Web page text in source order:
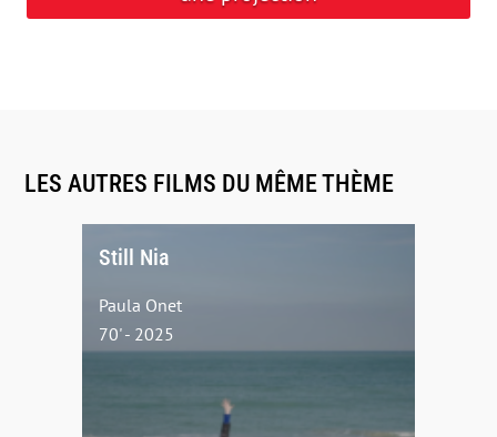
LES AUTRES FILMS DU MÊME THÈME
Still Nia
Paula Onet
70' - 2025